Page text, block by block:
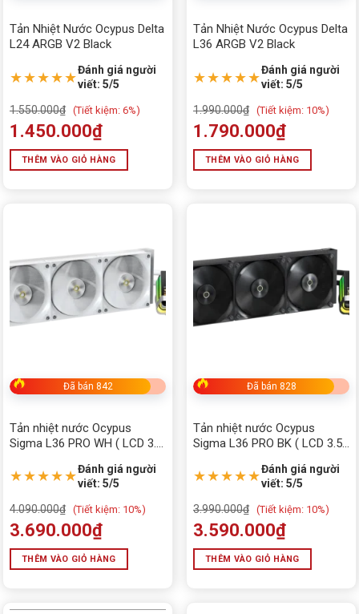
Tản Nhiệt Nước Ocypus Delta
L24 ARGB V2 Black
★★★★★Đánh giá người
viết: 5/5
1.550.000₫ (Tiết kiệm: 6%)
1.450.000₫
THÊM VÀO GIỎ HÀNG
Tản Nhiệt Nước Ocypus Delta
L36 ARGB V2 Black
★★★★★Đánh giá người
viết: 5/5
1.990.000₫ (Tiết kiệm: 10%)
1.790.000₫
THÊM VÀO GIỎ HÀNG
Đã bán 842
Tản nhiệt nước Ocypus
Sigma L36 PRO WH ( LCD 3.5
★★★★★Đánh giá người
viết: 5/5
4.090.000₫ (Tiết kiệm: 10%)
3.690.000₫
THÊM VÀO GIỎ HÀNG
Đã bán 828
Tản nhiệt nước Ocypus
Sigma L36 PRO BK ( LCD 3.5
★★★★★Đánh giá người
viết: 5/5
3.990.000₫ (Tiết kiệm: 10%)
3.590.000₫
THÊM VÀO GIỎ HÀNG